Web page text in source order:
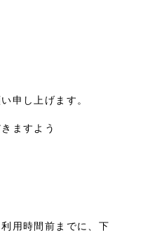
申し上げます。
ますよう
用時間前までに、下